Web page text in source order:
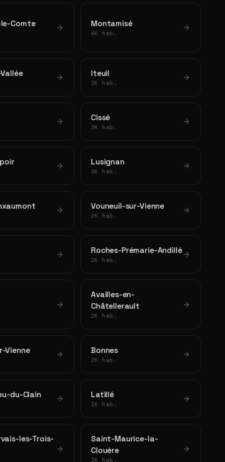
Comte Montamisé
4K hab.
Iteuil
3K hab.
Cissé
3K hab.
Lusignan
3K hab.
Vouneuil-sur-Vienne
2K hab.
Roches-Prémarie-Andillé
2K hab.
Availles-en-
Châtellerault
2K hab.
Vienne Bonnes
2K hab.
du-Clain Latillé
1K hab.
les-Trois-
Saint-Maurice-la-
Clouère
1K hab.